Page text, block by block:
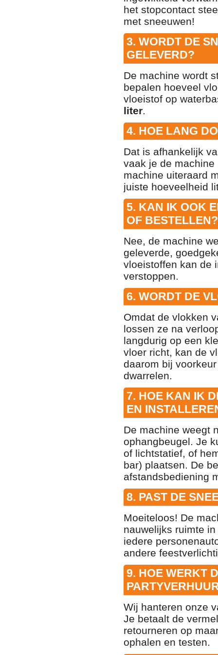
het stopcontact
met sneeuwen!
3. WORDT DE
GELEVERD?
De machine wordt
bepalen hoeveel
vloeistof op
liter.
4. HOE LANG
Dat is afhankelijk
vaak je de machine
machine uiteraard
juiste hoeveelheid
5. KAN IK OOK
OF BESTELLEN?
Nee, de machine
geleverde,
vloeistoffen kan de
verstoppen.
6. WORDT DE
Omdat de vlokken
lossen ze na
langdurig op een
vloer richt, kan de
daarom bij
dwarrelen.
7. HOE KAN IK
EN
De machine weegt
ophangbeugel. Je
of lichtstatief, of
bar) plaatsen. De
afstandsbediening
8. PAST DE
Moeiteloos! De
nauwelijks ruimte
iedere
andere
9. HOE WERKT
Wij hanteren onze
Je betaalt de
retourneren op
ophalen en testen.